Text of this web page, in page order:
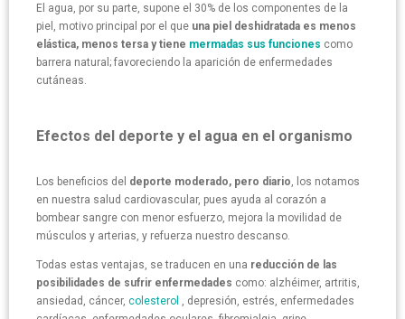
El agua, por su parte, supone el 30% de los componentes de la
piel, motivo principal por el que una piel deshidratada es menos
elástica, menos tersa y tiene mermadas sus funciones como
barrera natural; favoreciendo la aparición de enfermedades
cutáneas.
Efectos del deporte y el agua en el organismo
Los beneficios del deporte moderado, pero diario, los notamos
en nuestra salud cardiovascular, pues ayuda al corazón a
bombear sangre con menor esfuerzo, mejora la movilidad de
músculos y arterias, y refuerza nuestro descanso.
Todas estas ventajas, se traducen en una reducción de las
posibilidades de sufrir enfermedades como: alzhéimer, artritis,
ansiedad, cáncer, colesterol , depresión, estrés, enfermedades